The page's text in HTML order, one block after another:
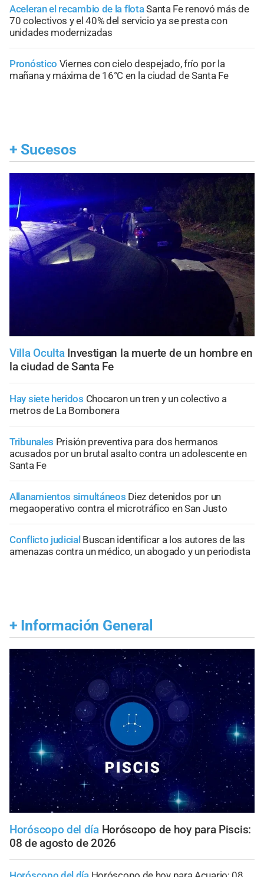
Aceleran el recambio de la flotaSanta Fe renovó más de
70 colectivos y el 40% del servicio ya se presta con
unidades modernizadas
Pronóstico Viernes con cielo despejado, frío por la
mañana y máxima de 16°C en la ciudad de Santa Fe
+ Sucesos
Villa Oculta Investigan la muerte de un hombre en
la ciudad de Santa Fe
Hay siete heridos Chocaron un tren y un colectivo a
metros de La Bombonera
Tribunales Prisión preventiva para dos hermanos
acusados por un brutal asalto contra un adolescente en
Santa Fe
Allanamientos simultáneos Diez detenidos por un
megaoperativo contra el microtráfico en San Justo
Conflicto judicial Buscan identificar a los autores de las
amenazas contra un médico, un abogado y un periodista
+ Información General
Horóscopo del día Horóscopo de hoy para Piscis:
08 de agosto de 2026